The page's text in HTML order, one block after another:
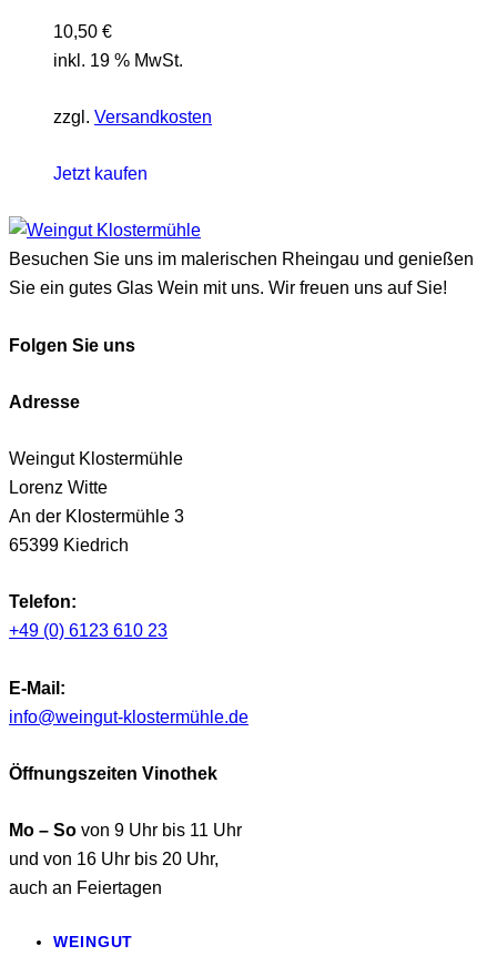
10,50 €
inkl. 19 % MwSt.
zzgl. Versandkosten
Jetzt kaufen
Besuchen Sie uns im malerischen Rheingau und genießen
Sie ein gutes Glas Wein mit uns. Wir freuen uns auf Sie!
Folgen Sie uns
Adresse
Weingut Klostermühle
Lorenz Witte
An der Klostermühle 3
65399 Kiedrich
Telefon:
+49 (0) 6123 610 23
E-Mail:
info@weingut-klostermühle.de
Öffnungszeiten Vinothek
Mo – So von 9 Uhr bis 11 Uhr
und von 16 Uhr bis 20 Uhr,
auch an Feiertagen
WEINGUT